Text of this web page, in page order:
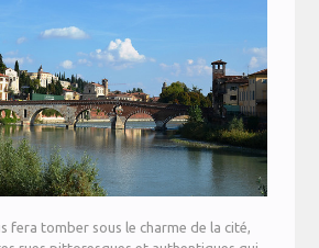
fera tomber sous le charme de la cité,